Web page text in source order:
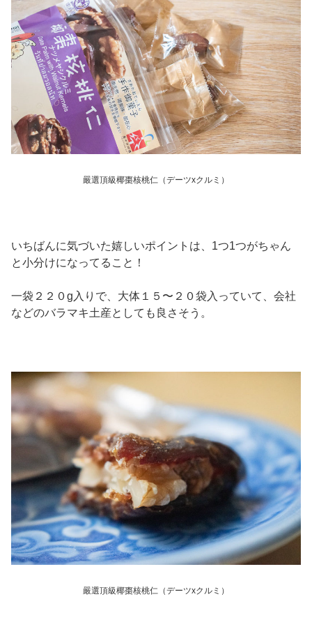
嚴選頂級椰棗核桃仁（デーツxクルミ）
いちばんに気づいた嬉しいポイントは、1つ1つがちゃん
と小分けになってること！
一袋２２０g入りで、大体１５〜２０袋入っていて、会社
などのバラマキ土産としても良さそう。
嚴選頂級椰棗核桃仁（デーツxクルミ）